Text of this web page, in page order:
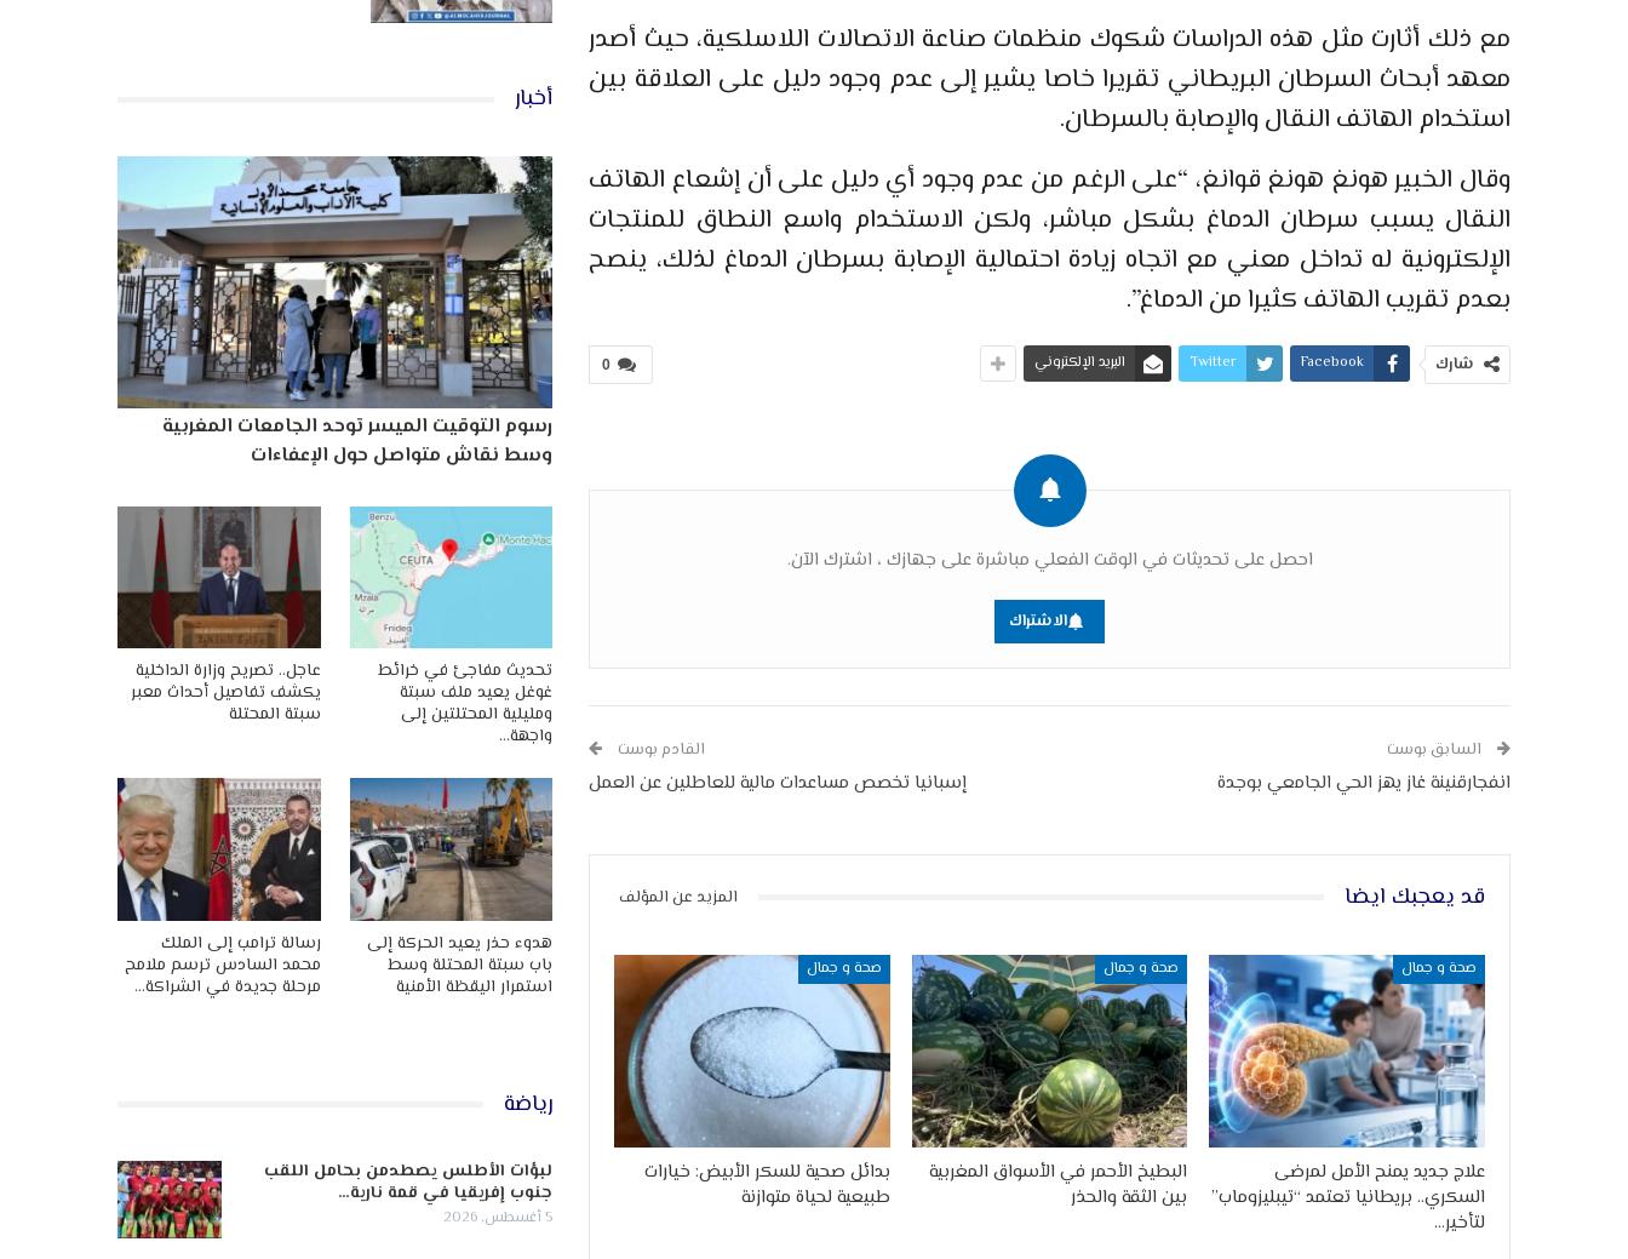
مع ذلك أثارت مثل هذه الدراسات شكوك منظمات صناعة الاتصالات اللاسلكية، حيث أصدر
معهد أبحاث السرطان البريطاني تقريرا خاصا يشير إلى عدم وجود دليل على العلاقة بين
استخدام الهاتف النقال والإصابة بالسرطان.
وقال الخبير هونغ هونغ قوانغ، “على الرغم من عدم وجود أي دليل على أن إشعاع الهاتف
النقال يسبب سرطان الدماغ بشكل مباشر، ولكن الاستخدام واسع النطاق للمنتجات
الإلكترونية له تداخل معني مع اتجاه زيادة احتمالية الإصابة بسرطان الدماغ لذلك، ينصح
بعدم تقريب الهاتف كثيرا من الدماغ”.
0 شارك Facebook
Twitter البريد الإلكتروني
احصل على تحديثات في الوقت الفعلي مباشرة على جهازك ، اشترك الآن.
الاشتراك
السابق بوست
انفجارقنينة غاز يهز الحي الجامعي بوجدة
القادم بوست
إسبانيا تخصص مساعدات مالية للعاطلين عن العمل
قد يعجبك ايضا المزيد عن المؤلف
صحة و جمال
علاج جديد يمنح الأمل لمرضى
السكري.. بريطانيا تعتمد “تيبليزوماب”
لتأخير…
صحة و جمال
البطيخ الأحمر في الأسواق المغربية
بين الثقة والحذر
صحة و جمال
بدائل صحية للسكر الأبيض: خيارات
طبيعية لحياة متوازنة
أخبار
رسوم التوقيت الميسر توحد الجامعات المغربية
وسط نقاش متواصل حول الإعفاءات
تحديث مفاجئ في خرائط
غوغل يعيد ملف سبتة
ومليلية المحتلتين إلى
واجهة…
عاجل.. تصريح وزارة الداخلية
يكشف تفاصيل أحداث معبر
سبتة المحتلة
هدوء حذر يعيد الحركة إلى
باب سبتة المحتلة وسط
استمرار اليقظة الأمنية
رسالة ترامب إلى الملك
محمد السادس ترسم ملامح
مرحلة جديدة في الشراكة…
رياضة
لبؤات الأطلس يصطدمن بحامل اللقب
جنوب إفريقيا في قمة نارية…
5 أغسطس, 2026